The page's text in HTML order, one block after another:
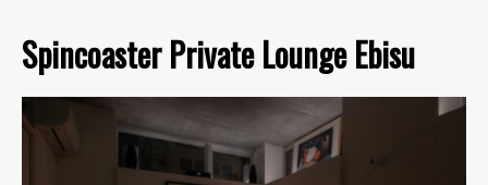
Spincoaster Private Lounge Ebisu